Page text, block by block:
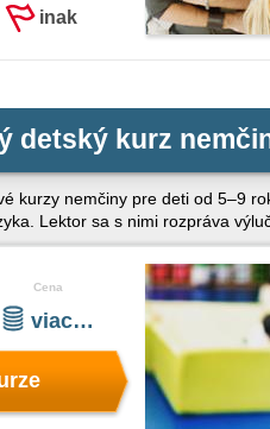
inak
detský kurz
kurzy nemčiny pre deti od 5–9
Lektor sa s nimi rozpráva
Cena
viac…